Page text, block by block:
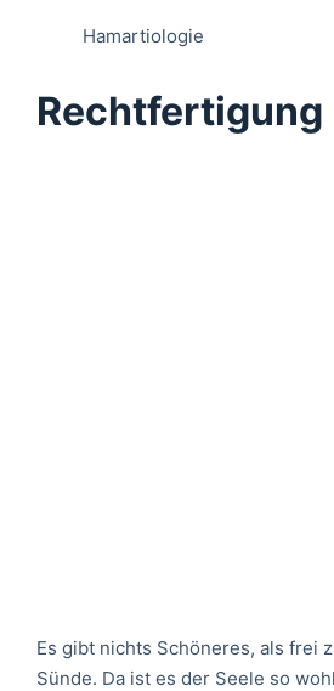
Hamartiologie
Rechtfertigung
Es gibt nichts Schöneres, als frei
Sünde. Da ist es der Seele so